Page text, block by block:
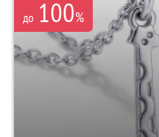
до 100%